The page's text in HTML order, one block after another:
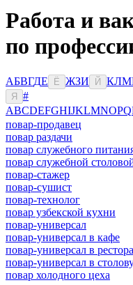
Работа и
по
АБВГДЕ Ё ЖЗИ Й КЛМ
Я
#
ABCDEFGHIJKLMNOPQ
повар-продавец
повар раздачи
повар служебного
повар служебной
повар-стажер
повар-сушист
повар-технолог
повар узбекской кухни
повар-универсал
повар-универсал в кафе
повар-универсал в
повар-универсал в
повар холодного цеха